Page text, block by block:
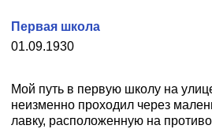
01.09.1930
Первая школа
Мой путь в первую школу на
неизменно проходил через
лавку, расположенную на